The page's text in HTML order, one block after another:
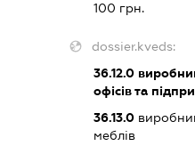
100 грн.
dossier.kveds:
36.12.0
офісів та
36.13.0
меблів